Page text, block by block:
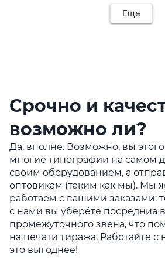
Еще
Срочно и
возможно ли?
Да, вполне. Возможно, вы
многие типографии на самом
своим оборудованием, а
оптовикам (таким как мы). Мы
работаем с вашими заказами:
с нами вы уберёте посредниа
промежуточного звена, что
на печати тиража. Работайте
это выгоднее!